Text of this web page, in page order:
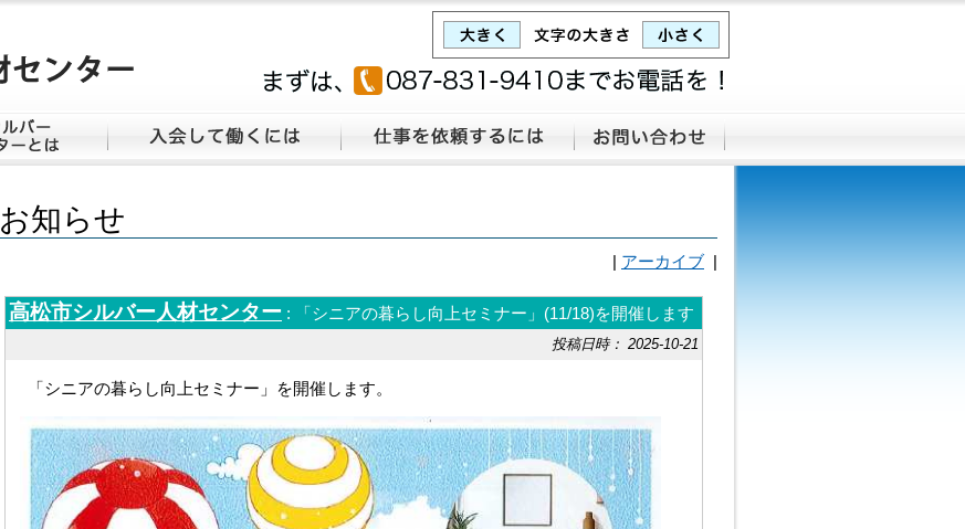
お知らせ
アーカイブ
高松市シルバー人材センター : 「シニアの暮らし向上セミナー」(11/18)を開催します
投稿日時： 2025-10-21
「シニアの暮らし向上セミナー」を開催します。